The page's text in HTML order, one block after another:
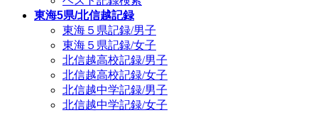
東海5県/北信越記録
東海５県記録/男子
東海５県記録/女子
北信越高校記録/男子
北信越高校記録/女子
北信越中学記録/男子
北信越中学記録/女子